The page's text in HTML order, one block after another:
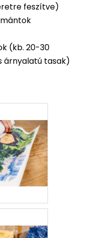
feszítve)
(kb. 20-30
árnyalatú tasak)